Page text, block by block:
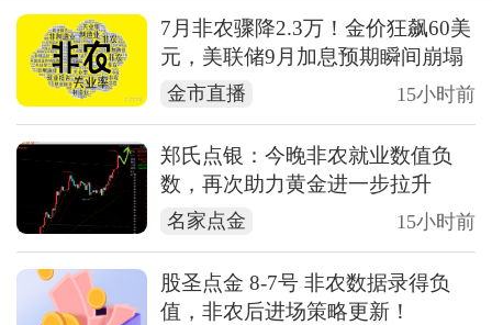
7月非农骤降2.3万！金价狂飙60美
元，美联储9月加息预期瞬间崩塌
金市直播 15小时前
郑氏点银：今晚非农就业数值负
数，再次助力黄金进一步拉升
名家点金 15小时前
股圣点金 8-7号 非农数据录得负
值，非农后进场策略更新！